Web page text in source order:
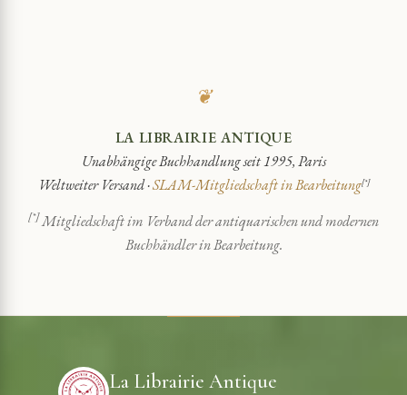
❦
LA LIBRAIRIE ANTIQUE
Unabhängige Buchhandlung seit 1995, Paris
Weltweiter Versand ·SLAM-Mitgliedschaft in Bearbeitung[*]
[*]Mitgliedschaft im Verband der antiquarischen und modernen
Buchhändler in Bearbeitung.
La Librairie Antique